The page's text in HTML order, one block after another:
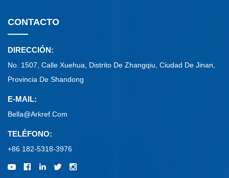
CONTACTO
DIRECCIÓN:
No. 1507, Calle Xuehua, Distrito De Zhangqiu, Ciudad De Jinan,
Provincia De Shandong
E-MAIL:
Bella@arkref.com
TELÉFONO:
+86 182-5318-3976